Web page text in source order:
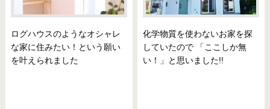
ログハウスのようなオシャレ
な家に住みたい！という願い
を叶えられました
化学物質を使わないお家を探
していたので 「ここしか無
い！」と思いました!!